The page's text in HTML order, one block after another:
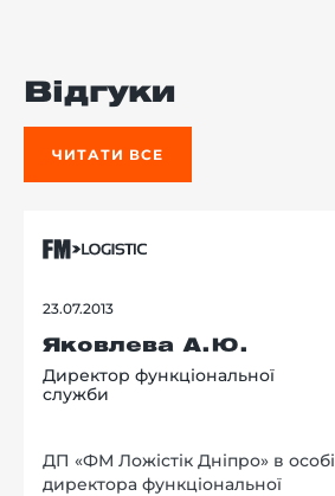
Відгуки
ЧИТАТИ ВСЕ
23.07.2013
Яковлева А.Ю.
Директор функціональної
служби
ДП «ФМ Ложістік Дніпро» в особі
директора функціональної